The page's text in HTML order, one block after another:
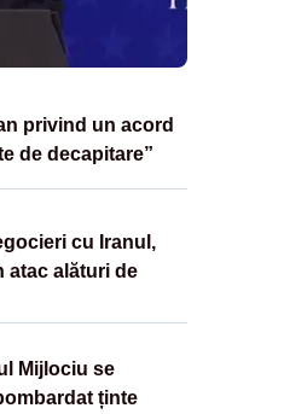
privind un acord
de decapitare”
cu Iranul,
atac alături de
Mijlociu se
ținte